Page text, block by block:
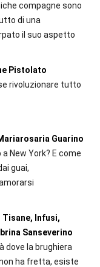
compagne sono
di una
il suo aspetto
Pistolato
rivoluzionare tutto
Guarino
New York? E come
guai,
Infusi,
Sanseverino
dove la brughiera
ha fretta, esiste